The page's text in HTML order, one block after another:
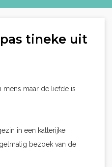
tineke uit
mens maar de liefde is
in een katterijke
bezoek van de